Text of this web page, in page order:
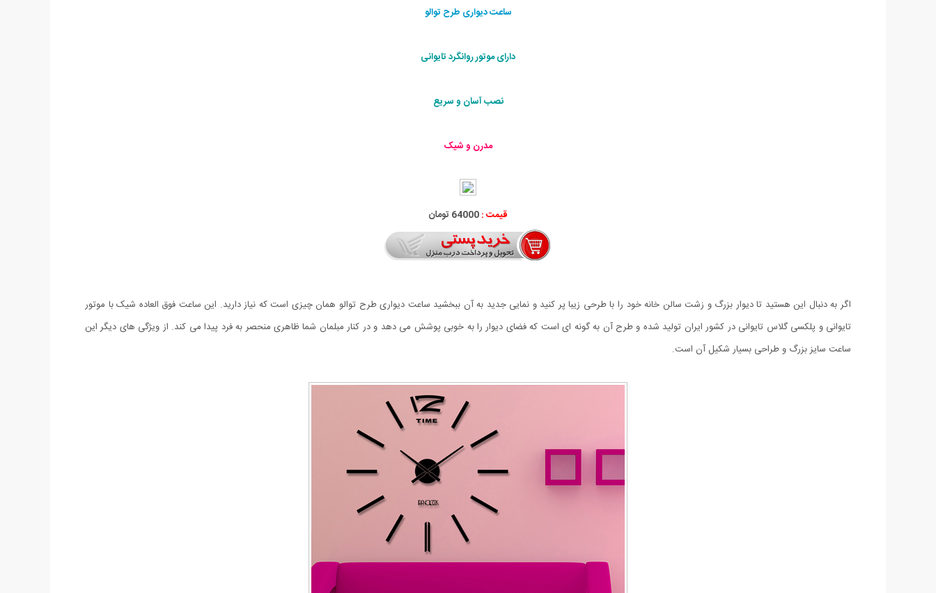
ساعت دیواری طرح توالو
دارای موتور روانگرد تایوانی
نصب آسان و سریع
مدرن و شیک
قیمت :64000 تومان
اگر به دنبال این هستید تا دیوار بزرگ و زشت سالن خانه خود را با طرحی زیبا پر کنید و نمایی جدید به آن ببخشید ساعت دیواری طرح توالو همان چیزی است که نیاز دارید. این ساعت فوق العاده شیک با موتور
تایوانی و پلکسی گلاس تایوانی در کشور ایران تولید شده و طرح آن به گونه ای است که فضای دیوار را به خوبی پوشش می دهد و در کنار مبلمان شما ظاهری منحصر به فرد پیدا می کند. از ویژگی های دیگر این
ساعت سایز بزرگ و طراحی بسیار شکیل آن است.